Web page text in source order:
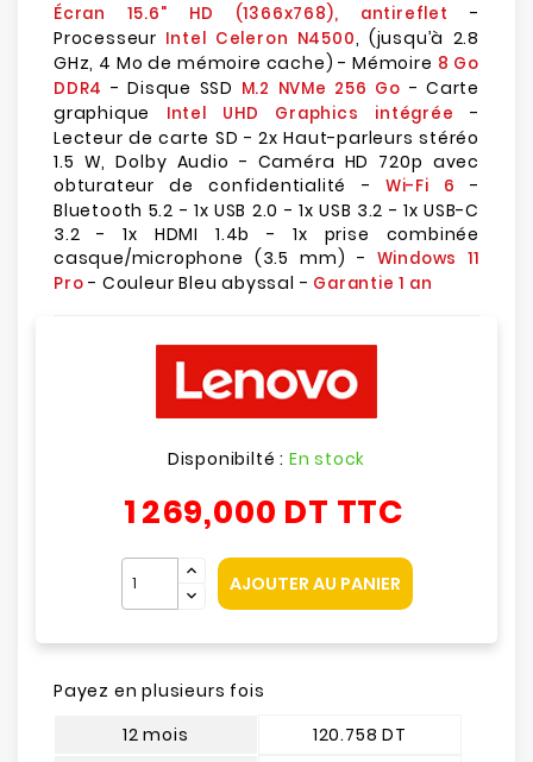
Écran 15.6" HD (1366x768), antireflet
-
Processeur Intel Celeron N4500, (jusqu’à 2.8
GHz, 4 Mo de mémoire cache) - Mémoire 8 Go
DDR4 - Disque SSD M.2 NVMe 256 Go - Carte
graphique Intel UHD Graphics intégrée
-
Lecteur de carte SD - 2x Haut-parleurs stéréo
1.5 W, Dolby Audio - Caméra HD 720p avec
obturateur de confidentialité - Wi-Fi 6
-
Bluetooth 5.2 - 1x USB 2.0 - 1x USB 3.2 - 1x USB-C
3.2 - 1x HDMI 1.4b - 1x prise combinée
casque/microphone (3.5 mm) - Windows 11
Pro - Couleur Bleu abyssal - Garantie 1 an
Disponibilté : En stock
1 269,000 DT TTC
AJOUTER AU PANIER
Payez en plusieurs fois
12 mois
120.758 DT